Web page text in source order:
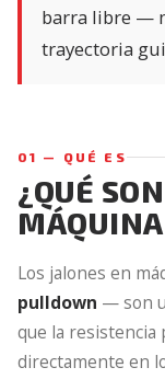
barra libre —
trayectoria
01 — QUÉ ES
¿QUÉ
MÁQUINA
Los jalones en
pulldown — son
que la resistencia
directamente en